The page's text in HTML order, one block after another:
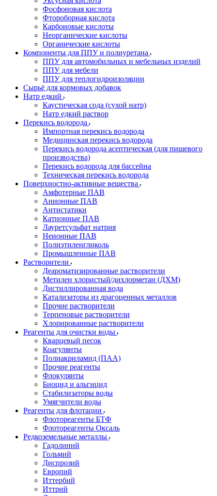
Фосфоновая кислота
Фтороборная кислота
Карбоновые кислоты
Неорганические кислоты
Органические кислоты
Компоненты для ППУ и полиуретана
ППУ для автомобильных и мебельных изделий
ППУ для мебели
ППУ для теплогидроизоляции
Сырьё для кормовых добавок
Натр едкий
Каустическая сода (сухой натр)
Натр едкий раствор
Перекись водорода
Импортная перекись водорода
Медицинская перекись водорода
Перекись водорода асептическая (для пищевого
производства)
Перекись водорода для бассейна
Техническая перекись водорода
Поверхностно-активные вещества
Амфотерные ПАВ
Анионные ПАВ
Антистатики
Катионные ПАВ
Лауретсульфат натрия
Неионные ПАВ
Полиэтиленгликоль
Промышленные ПАВ
Растворители
Деароматизированные растворители
Метилен хлористый/дихлорметан (ДХМ)
Дистиллированная вода
Катализаторы из драгоценных металлов
Прочие растворители
Терпеновые растворители
Хлорированные растворители
Реагенты для очистки воды
Кварцевый песок
Коагулянты
Полиакриламид (ПАА)
Прочие реагенты
Флокулянты
Биоцид и альгицид
Стабилизаторы воды
Умягчители воды
Реагенты для флотации
Флотореагенты БТФ
Флотореагенты Оксаль
Редкоземельные металлы
Гадолиний
Гольмий
Диспрозий
Европий
Иттербий
Иттрий